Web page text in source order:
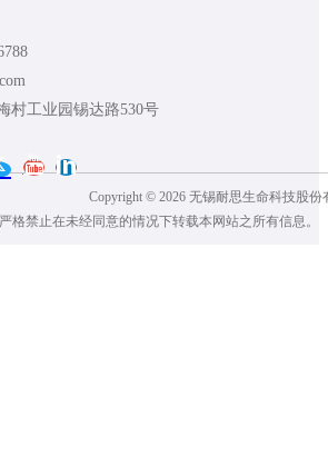
村工业园锡达路530号
Copyright © 2026 无锡耐思生命科技股份
格禁止在未经同意的情况下转载本网站之所有信息。